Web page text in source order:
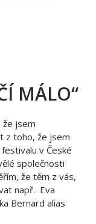
MÁLO“
že jsem
z toho, že jsem
v České
společnosti
že těm z vás,
např. Eva
Bernard alias